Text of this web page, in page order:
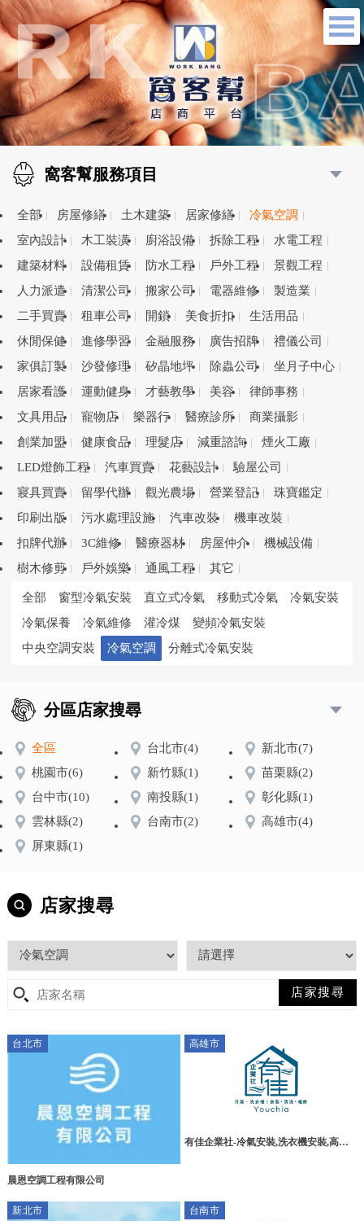
窩客幫服務項目
全部 房屋修繕 土木建築 居家修繕
冷氣空調
室內設計
木工裝潢 廚浴設備 拆除工程
水電工程
建築材料
設備租賃 防水工程 戶外工程
景觀工程
人力派遣
清潔公司 搬家公司 電器維修
製造業
二手買賣
租車公司 開鎖 美食折扣
生活用品
休閒保健
進修學習 金融服務 廣告招牌
禮儀公司
家俱訂製
沙發修理 矽晶地坪 除蟲公司
坐月子中心
居家看護
運動健身 才藝教學 美容
律師事務
文具用品
寵物店 樂器行 醫療診所
商業攝影
創業加盟
健康食品 理髮店 減重諮詢
煙火工廠
LED燈飾工程
汽車買賣 花藝設計
驗屋公司
寢具買賣
留學代辦 觀光農場 營業登記
珠寶鑑定
印刷出版
污水處理設施 汽車改裝
機車改裝
扣牌代辦
3C維修 醫療器材 房屋仲介
機械設備
樹木修剪
戶外娛樂 通風工程 其它
全部 窗型冷氣安裝 直立式冷氣 移動式冷氣
冷氣安裝
冷氣保養
冷氣維修 灌冷煤
變頻冷氣安裝
中央空調安裝
冷氣空調 分離式冷氣安裝
分區店家搜尋
全區 台北市(4) 新北市(7)
桃園市(6) 新竹縣(1) 苗栗縣(2)
台中市(10) 南投縣(1) 彰化縣(1)
雲林縣(2) 台南市(2) 高雄市(4)
屏東縣(1)
店家搜尋
台北市
晨恩空調工程有限公司
高雄市
有佳企業社-冷氣安裝,洗衣機安裝,高雄
新北市 台南市